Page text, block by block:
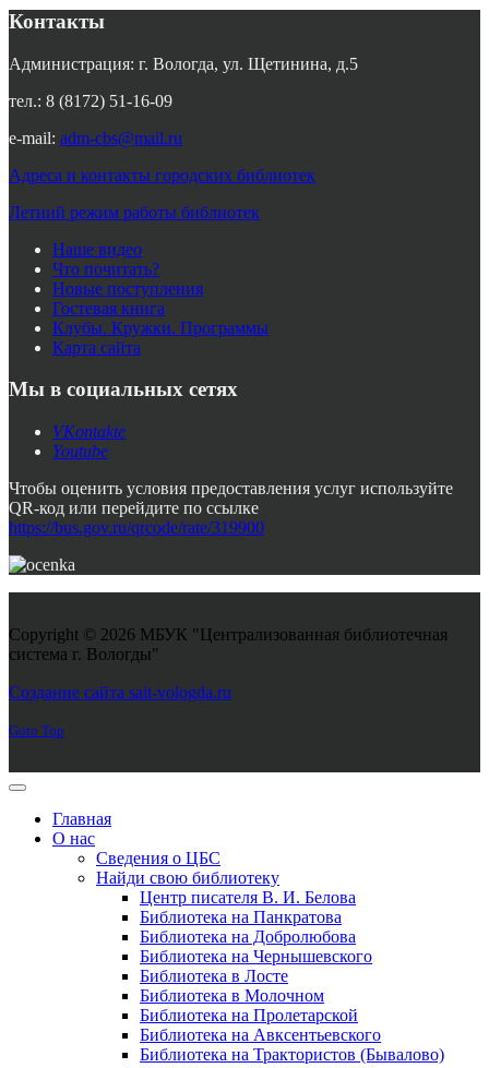
Контакты
Администрация: г. Вологда, ул. Щетинина, д.5
тел.: 8 (8172) 51-16-09
e-mail: adm-cbs@mail.ru
Адреса и контакты городских библиотек
Летний режим работы библиотек
Наше видео
Что почитать?
Новые поступления
Гостевая книга
Клубы. Кружки. Программы
Карта сайта
Мы в социальных сетях
VKontakte
Youtube
Чтобы оценить условия предоставления услуг используйте
QR-код или перейдите по ссылке
https://bus.gov.ru/qrcode/rate/319900
Copyright © 2026 МБУК "Централизованная библиотечная
система г. Вологды"
Создание сайта sait-vologda.ru
Goto Top
Главная
О нас
Сведения о ЦБС
Найди свою библиотеку
Центр писателя В. И. Белова
Библиотека на Панкратова
Библиотека на Добролюбова
Библиотека на Чернышевского
Библиотека в Лосте
Библиотека в Молочном
Библиотека на Пролетарской
Библиотека на Авксентьевского
Библиотека на Трактористов (Бывалово)